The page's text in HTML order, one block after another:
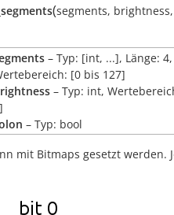
(segments, brightness
– Typ: [int, ...], Länge: 4,
[0 bis 127]
– Typ: int,
– Typ: bool
mit Bitmaps gesetzt werden.